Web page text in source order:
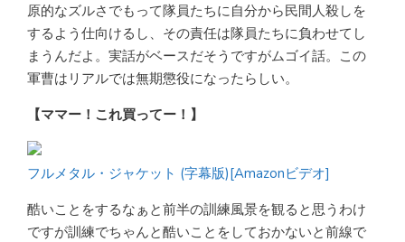
原的なズルさでもって隊員たちに自分から民間人殺しを
するよう仕向けるし、その責任は隊員たちに負わせてし
まうんだよ。実話がベースだそうですがムゴイ話。この
軍曹はリアルでは無期懲役になったらしい。
【ママー！これ買ってー！】
フルメタル・ジャケット (字幕版)[Amazonビデオ]
酷いことをするなぁと前半の訓練風景を観ると思うわけ
ですが訓練でちゃんと酷いことをしておかないと前線で